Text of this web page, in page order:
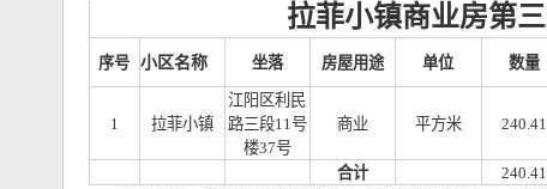
拉菲小镇商业房第
序号 小区名称 坐落 房屋用途 单位 数量
1 拉菲小镇
江阳区利民
路三段11号
楼37号
商业 平方米 240.41
合计 240.41